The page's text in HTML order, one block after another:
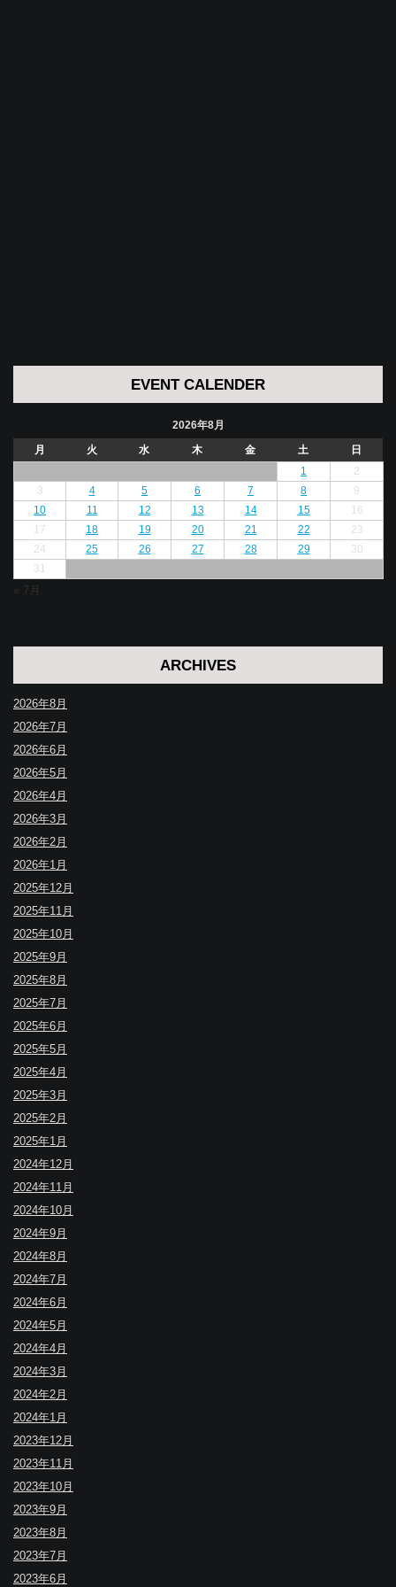
EVENT CALENDER
2026年8月
月
火 水 木 金 土
日
1
2
3
4 5 6 7 8
9
10
11 12 13 14 15
16
17
18 19 20 21 22
23
24
25 26 27 28 29
30
31
« 7月
ARCHIVES
2026年8月
2026年7月
2026年6月
2026年5月
2026年4月
2026年3月
2026年2月
2026年1月
2025年12月
2025年11月
2025年10月
2025年9月
2025年8月
2025年7月
2025年6月
2025年5月
2025年4月
2025年3月
2025年2月
2025年1月
2024年12月
2024年11月
2024年10月
2024年9月
2024年8月
2024年7月
2024年6月
2024年5月
2024年4月
2024年3月
2024年2月
2024年1月
2023年12月
2023年11月
2023年10月
2023年9月
2023年8月
2023年7月
2023年6月